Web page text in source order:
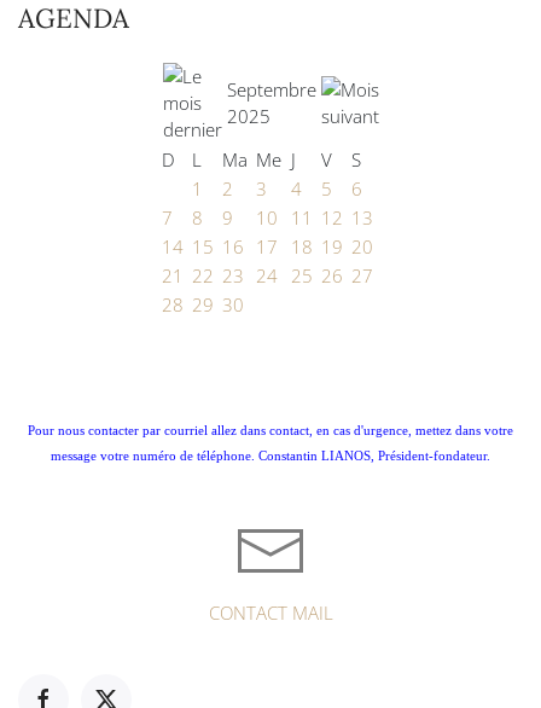
AGENDA
Septembre
2025
D
L Ma Me J V
S
1
2 3 4 5
6
7
8 9 10 11 12 13
14 15 16 17 18 19 20
21 22 23 24 25 26 27
28 29 30
Pour nous contacter par courriel allez dans contact, en cas d'urgence, mettez dans votre
message votre numéro de téléphone. Constantin LIANOS, Président-fondateur.
CONTACT MAIL